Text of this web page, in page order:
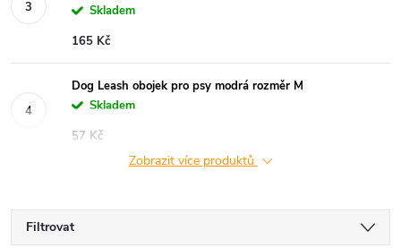
Skladem
165 Kč
Dog Leash obojek pro psy modrá rozměr M
Skladem
57 Kč
Zobrazit více produktů
Filtrovat